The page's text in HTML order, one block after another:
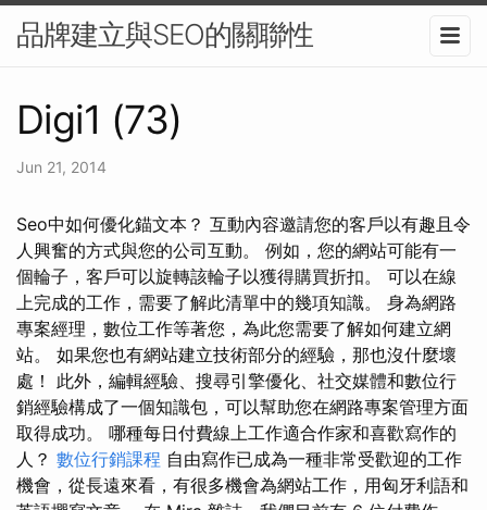
品牌建立與SEO的關聯性
Digi1 (73)
Jun 21, 2014
Seo中如何優化錨文本？ 互動內容邀請您的客戶以有趣且令
人興奮的方式與您的公司互動。 例如，您的網站可能有一
個輪子，客戶可以旋轉該輪子以獲得購買折扣。 可以在線
上完成的工作，需要了解此清單中的幾項知識。 身為網路
專案經理，數位工作等著您，為此您需要了解如何建立網
站。 如果您也有網站建立技術部分的經驗，那也沒什麼壞
處！ 此外，編輯經驗、搜尋引擎優化、社交媒體和數位行
銷經驗構成了一個知識包，可以幫助您在網路專案管理方面
取得成功。 哪種每日付費線上工作適合作家和喜歡寫作的
人？ 數位行銷課程 自由寫作已成為一種非常受歡迎的工作
機會，從長遠來看，有很多機會為網站工作，用匈牙利語和